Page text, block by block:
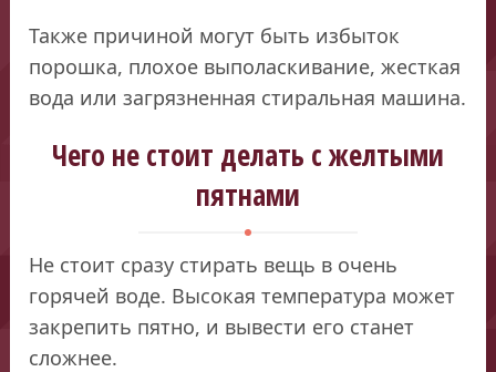
Также причиной могут быть избыток
порошка, плохое выполаскивание, жесткая
вода или загрязненная стиральная машина.
Чего не стоит делать с желтыми
пятнами
Не стоит сразу стирать вещь в очень
горячей воде. Высокая температура может
закрепить пятно, и вывести его станет
сложнее.